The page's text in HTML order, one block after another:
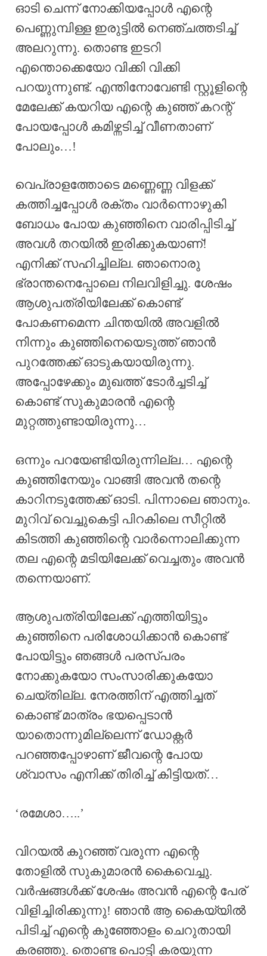
ഓടി ചെന്ന് നോക്കിയപ്പോൾ എന്റെ
പെണ്ണുമ്പിള്ള ഇരുട്ടിൽ നെഞ്ചത്തടിച്ച്
അലറുന്നു. തൊണ്ട ഇടറി
എന്തൊക്കെയോ വിക്കി വിക്കി
പറയുന്നുണ്ട്. എന്തിനോവേണ്ടി സ്റ്റൂളിന്റെ
മേലേക്ക് കയറിയ എന്റെ കുഞ്ഞ് കറന്റ്‌
പോയപ്പോൾ കമിഴ്ന്നടിച്ച് വീണതാണ്
പോലും…!
വെപ്രാളത്തോടെ മണ്ണെണ്ണ വിളക്ക്
കത്തിച്ചപ്പോൾ രക്തം വാർന്നൊഴുകി
ബോധം പോയ കുഞ്ഞിനെ വാരിപ്പിടിച്ച്
അവൾ തറയിൽ ഇരിക്കുകയാണ്!
എനിക്ക് സഹിച്ചില്ല. ഞാനൊരു
ഭ്രാന്തനെപ്പോലെ നിലവിളിച്ചു. ശേഷം
ആശുപത്രിയിലേക്ക് കൊണ്ട്
പോകണമെന്ന ചിന്തയിൽ അവളിൽ
നിന്നും കുഞ്ഞിനെയെടുത്ത് ഞാൻ
പുറത്തേക്ക് ഓടുകയായിരുന്നു.
അപ്പോഴേക്കും മുഖത്ത് ടോർച്ചടിച്ച്
കൊണ്ട് സുകുമാരൻ എന്റെ
മുറ്റത്തുണ്ടായിരുന്നു…
ഒന്നും പറയേണ്ടിയിരുന്നില്ല… എന്റെ
കുഞ്ഞിനേയും വാങ്ങി അവൻ തന്റെ
കാറിനടുത്തേക്ക് ഓടി. പിന്നാലെ ഞാനും.
മുറിവ് വെച്ചുകെട്ടി പിറകിലെ സീറ്റിൽ
കിടത്തി കുഞ്ഞിന്റെ വാർന്നൊലിക്കുന്ന
തല എന്റെ മടിയിലേക്ക് വെച്ചതും അവൻ
തന്നെയാണ്.
ആശുപത്രിയിലേക്ക് എത്തിയിട്ടും
കുഞ്ഞിനെ പരിശോധിക്കാൻ കൊണ്ട്
പോയിട്ടും ഞങ്ങൾ പരസ്പരം
നോക്കുകയോ സംസാരിക്കുകയോ
ചെയ്തില്ല. നേരത്തിന് എത്തിച്ചത്
കൊണ്ട് മാത്രം ഭയപ്പെടാൻ
യാതൊന്നുമില്ലെന്ന് ഡോക്റ്റർ
പറഞ്ഞപ്പോഴാണ് ജീവന്റെ പോയ
ശ്വാസം എനിക്ക് തിരിച്ച് കിട്ടിയത്…
‘രമേശാ…..’
വിറയൽ കുറഞ്ഞ് വരുന്ന എന്റെ
തോളിൽ സുകുമാരൻ കൈവെച്ചു.
വർഷങ്ങൾക്ക് ശേഷം അവൻ എന്റെ പേര്
വിളിച്ചിരിക്കുന്നു! ഞാൻ ആ കൈയ്യിൽ
പിടിച്ച് എന്റെ കുഞ്ഞോളം ചെറുതായി
കരഞ്ഞു. തൊണ്ട പൊട്ടി കരയുന്ന